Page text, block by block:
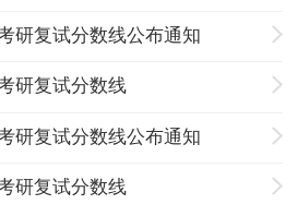
研复试分数线公布通知
研复试分数线
研复试分数线公布通知
研复试分数线